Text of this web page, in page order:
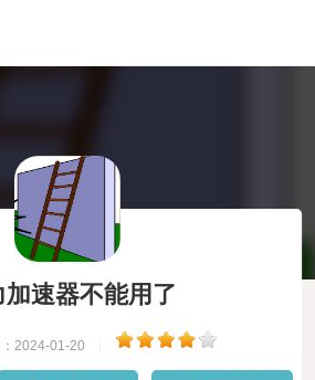
加速器不能用了
2024-01-20